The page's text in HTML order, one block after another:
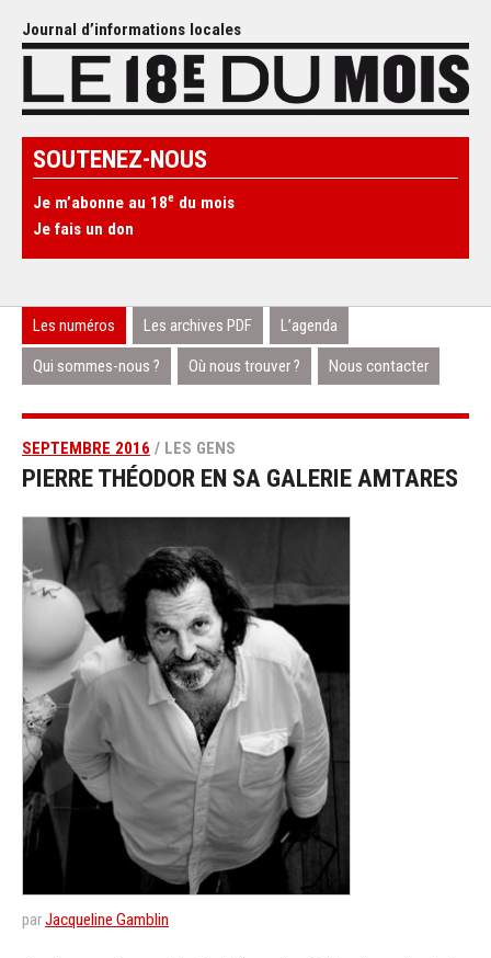
Journal d’informations locales
SOUTENEZ-NOUS
Je m’abonne au 18e du mois
Je fais un don
Les numéros Les archives PDF L’agenda
Qui sommes-nous ? Où nous trouver ? Nous contacter
SEPTEMBRE 2016 / LES GENS
PIERRE THÉODOR EN SA GALERIE AMTARES
parJacqueline Gamblin